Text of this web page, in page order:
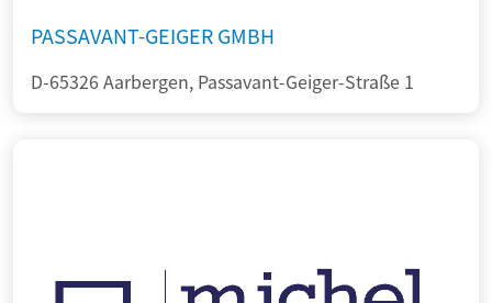
PASSAVANT-GEIGER GMBH
D-65326 Aarbergen, Passavant-Geiger-Straße 1